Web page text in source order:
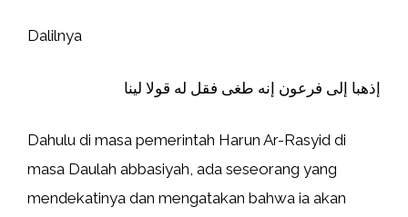
Dalilnya
إذهبا إلى فرعون إنه طغى فقل له قولا لينا
Dahulu di masa pemerintah Harun Ar-Rasyid di
masa Daulah abbasiyah, ada seseorang yang
mendekatinya dan mengatakan bahwa ia akan